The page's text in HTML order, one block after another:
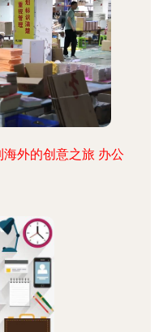
海外的创意之旅 办公